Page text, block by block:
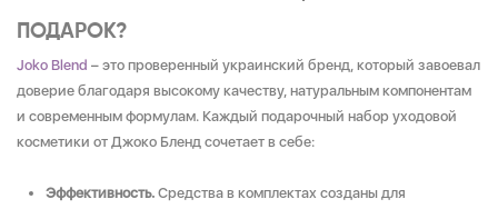
ПОДАРОК?
Joko Blend – это проверенный украинский бренд, который завоевал
доверие благодаря высокому качеству, натуральным компонентам
и современным формулам. Каждый подарочный набор уходовой
косметики от Джоко Бленд сочетает в себе:
Эффективность. Средства в комплектах созданы для